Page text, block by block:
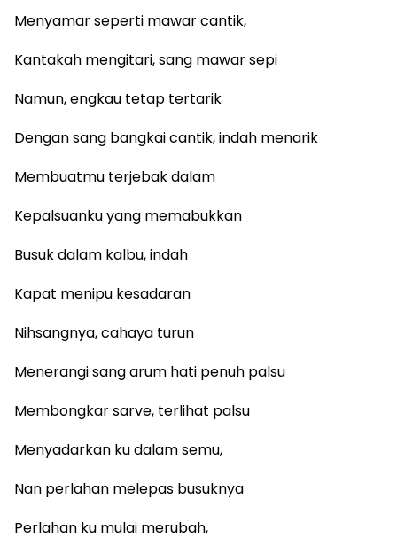
Menyamar seperti mawar cantik,
Kantakah mengitari, sang mawar sepi
Namun, engkau tetap tertarik
Dengan sang bangkai cantik, indah menarik
Membuatmu terjebak dalam
Kepalsuanku yang memabukkan
Busuk dalam kalbu, indah
Kapat menipu kesadaran
Nihsangnya, cahaya turun
Menerangi sang arum hati penuh palsu
Membongkar sarve, terlihat palsu
Menyadarkan ku dalam semu,
Nan perlahan melepas busuknya
Perlahan ku mulai merubah,